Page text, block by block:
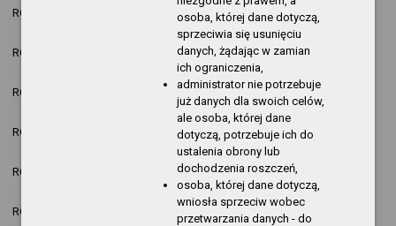
ROK 2025 Jakub Kasprzyk nowa pozycja
ROK 2025 Jakub Kasprzyk nowa pozycja
ROK 2025
2025-12-05
Jakub Kasprzyk nowa pozycja
ROK 2025
Anna Bartczak-
Nowak
nowa pozycja
ROK 2025 Jakub Kasprzyk
ROK 2025 Jakub Kasprzyk nowa pozycja
osoba, której dane dotyczą,
sprzeciwia się usunięciu
danych, żądając w zamian
ich ograniczenia,
administrator nie potrzebuje
już danych dla swoich celów,
ale osoba, której dane
dotyczą, potrzebuje ich do
ustalenia obrony lub
dochodzenia roszczeń,
osoba, której dane dotyczą,
wniosła sprzeciw wobec
przetwarzania danych - do